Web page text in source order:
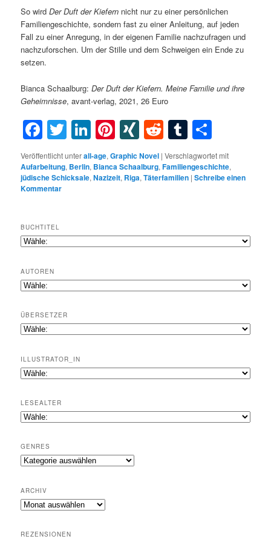
So wirdDer Duft der Kiefern nicht nur zu einer persönlichen
Familiengeschichte, sondern fast zu einer Anleitung, auf jeden
Fall zu einer Anregung, in der eigenen Familie nachzufragen und
nachzuforschen. Um der Stille und dem Schweigen ein Ende zu
setzen.
Bianca Schaalburg:Der Duft der Kiefern. Meine Familie und ihre
Geheimnisse, avant-verlag, 2021, 26 Euro
Facebook
Twitter
LinkedIn
Pinterest
XINGRedditTumblr
Veröffentlicht unterall-age,Graphic Novel |Verschlagwortet mit
Aufarbeitung, Berlin, Bianca Schaalburg,Familiengeschichte,
jüdische Schicksale,Nazizeit, Riga,Täterfamilien |Schreibe einen
Kommentar
BUCHTITEL
AUTOREN
ÜBERSETZER
ILLUSTRATOR_IN
LESEALTER
GENRES
Genres
ARCHIV
Archiv
REZENSIONEN